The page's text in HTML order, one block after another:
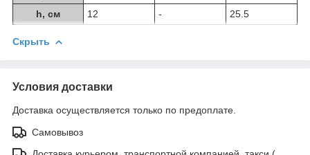
h, см
12 - 25.5
Скрыть
Условия доставки
Доставка осуществляется только по предоплате.
Самовывоз